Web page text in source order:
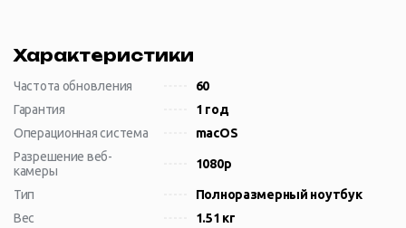
Характеристики
Частота обновления
60
Гарантия
1 год
Операционная система
macOS
Разрешение веб-
камеры
1080p
Тип
Полноразмерный ноутбук
Вес
1.51 кг